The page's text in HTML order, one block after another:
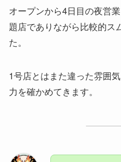
オープンから4日目の夜営
題店でありながら比較的ス
た。
1号店とはまた違った雰囲
力を確かめてきます。